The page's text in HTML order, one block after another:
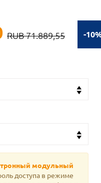
-
RUB 71.889,55
модульный
доступа в режиме